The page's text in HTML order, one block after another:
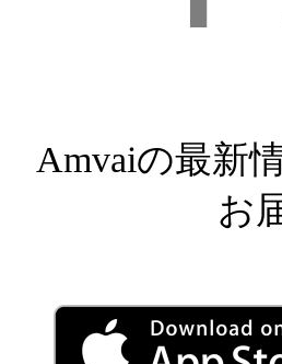
Amvaiの最新
お